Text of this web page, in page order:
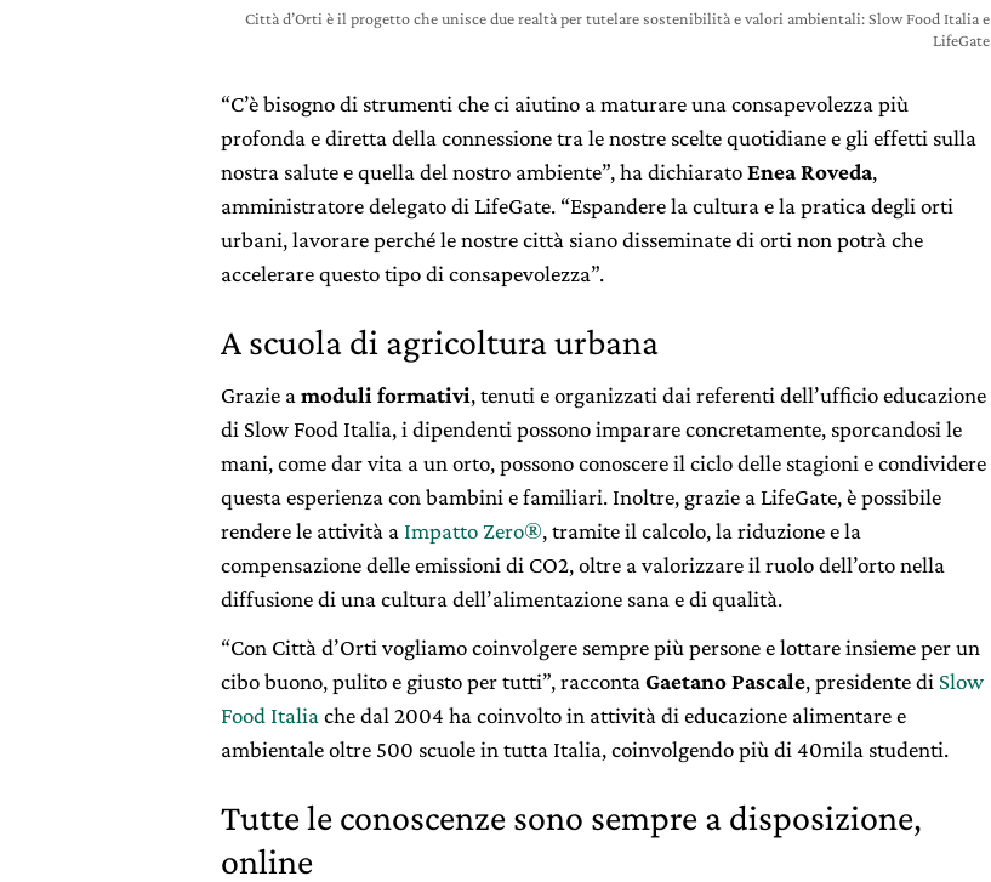
Città d’Orti è il progetto che unisce due realtà per tutelare sostenibilità e valori ambientali: Slow Food Italia e
LifeGate
“C’è bisogno di strumenti che ci aiutino a maturare una consapevolezza più
profonda e diretta della connessione tra le nostre scelte quotidiane e gli effetti sulla
nostra salute e quella del nostro ambiente”, ha dichiaratoEnea Roveda,
amministratore delegato di LifeGate. “Espandere la cultura e la pratica degli orti
urbani, lavorare perché le nostre città siano disseminate di orti non potrà che
accelerare questo tipo di consapevolezza”.
A scuola di agricoltura urbana
Grazie a moduli formativi, tenuti e organizzati dai referenti dell’ufficio educazione
di Slow Food Italia, i dipendenti possono imparare concretamente, sporcandosi le
mani, come dar vita a un orto, possono conoscere il ciclo delle stagioni e condividere
questa esperienza con bambini e familiari. Inoltre, grazie a LifeGate, è possibile
rendere le attività a Impatto Zero®, tramite il calcolo, la riduzione e la
compensazione delle emissioni di CO2, oltre a valorizzare il ruolo dell’orto nella
diffusione di una cultura dell’alimentazione sana e di qualità.
“Con Città d’Orti vogliamo coinvolgere sempre più persone e lottare insieme per un
cibo buono, pulito e giusto per tutti”, racconta Gaetano Pascale, presidente di Slow
Food Italia che dal 2004 ha coinvolto in attività di educazione alimentare e
ambientale oltre 500 scuole in tutta Italia, coinvolgendo più di 40mila studenti.
Tutte le conoscenze sono sempre a disposizione,
online